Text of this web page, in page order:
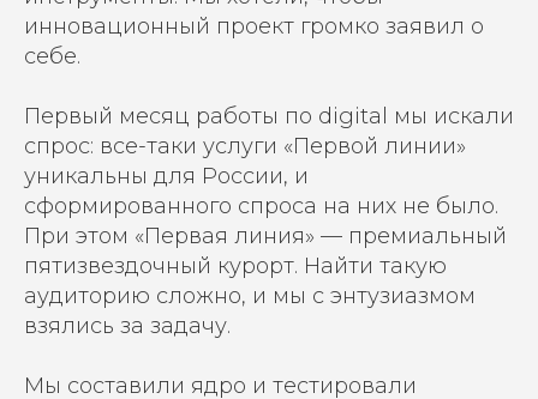
инновационный проект громко заявил о
себе.
Первый месяц работы по digital мы искали
спрос: все-таки услуги «Первой линии»
уникальны для России, и
сформированного спроса на них не было.
При этом «Первая линия» — премиальный
пятизвездочный курорт. Найти такую
аудиторию сложно, и мы с энтузиазмом
взялись за задачу.
Мы составили ядро и тестировали